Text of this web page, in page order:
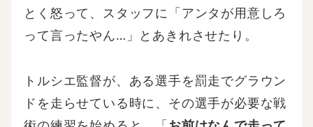
とく怒って、スタッフに「アンタが用意しろ
って言ったやん…」とあきれさせたり。
トルシエ監督が、ある選手を罰走でグラウン
ドを走らせている時に、その選手が必要な戦